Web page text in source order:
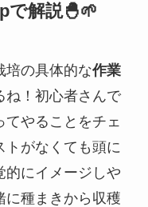
で解説🐣🌱
培の具体的な作業
ね！初心者さんで
てやることをチェ
トがなくても頭に
的にイメージしや
に種まきから収穫